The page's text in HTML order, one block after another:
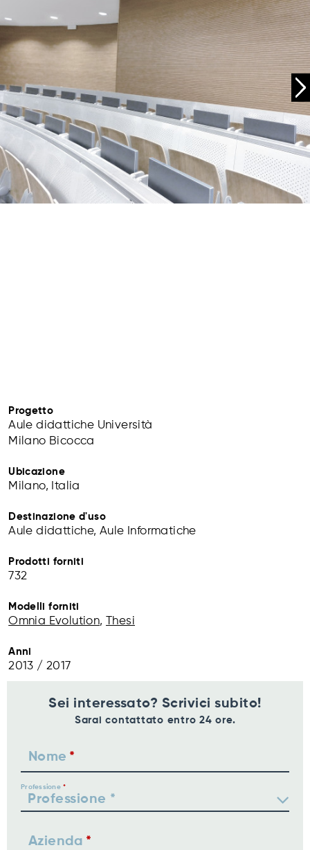
Progetto
Aule didattiche Università
Milano Bicocca
Ubicazione
Milano, Italia
Destinazione d'uso
Aule didattiche, Aule Informatiche
Prodotti forniti
732
Modelli forniti
Omnia Evolution, Thesi
Anni
2013 / 2017
Sei interessato? Scrivici subito!
Sarai contattato entro 24 ore.
Nome
Professione
Azienda